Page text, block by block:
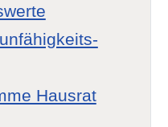
Hausrat